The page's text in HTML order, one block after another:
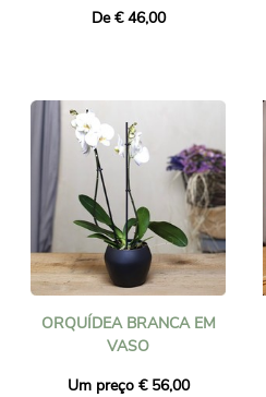
De € 46,00
ORQUÍDEA BRANCA EM
VASO
Um preço € 56,00